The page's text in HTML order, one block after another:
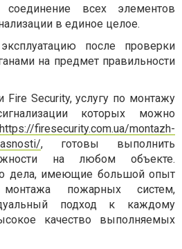
соединение всех элементов
в единое целое.
после проверки
на предмет правильности
Security, услугу по монтажу
которых можно
https://firesecurity.com.ua/montazh-
, готовы выполнить
на любом объекте.
дела, имеющие большой опыт
пожарных систем,
подход к каждому
качество выполняемых